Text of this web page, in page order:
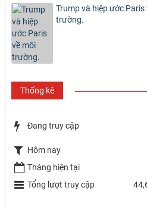
Trump và hiệp ước Paris
trường.
Thống kê
Đang truy cập
Hôm nay
Tháng hiện tại
Tổng lượt truy cập